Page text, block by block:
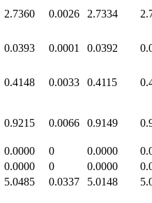
2.7360 0.0026 2.7334
0.0393 0.0001 0.0392
0.4148 0.0033 0.4115
0.9215 0.0066 0.9149
0.0000 0 0.0000
0.0000
0 0.0000
5.0485 0.0337 5.0148